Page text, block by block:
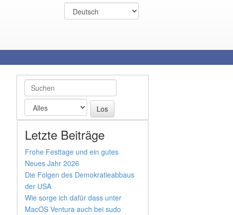
Letzte Beiträge
Frohe Festtage und ein gutes
Neues Jahr 2026
Die Folgen des Demokratieabbaus
der USA
Wie sorge ich dafür dass unter
MacOS Ventura auch bei sudo